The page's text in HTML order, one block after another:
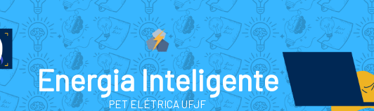
Energia Inteligente
PET ELÉTRICA UFJF